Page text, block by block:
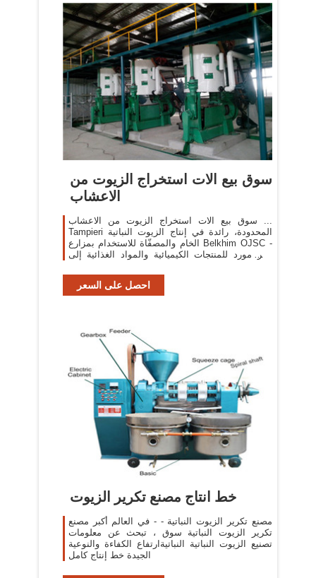
سوق بيع الات استخراج الزيوت من
الاعشاب
سوق بيع الات استخراج الزيوت من الاعشاب ...
Tampieri المحدودة، رائدة في إنتاج الزيوت النباتية
الخام والمصفّاة للاستخدام بمزارع Belkhim OJSC -
أكبر مورد للمنتجات الكيميائية والمواد الغذائية إلى
احصل على السعر
خط انتاج مصنع تكرير الزيوت
مصنع تكرير الزيوت النباتية - - في العالم أكبر مصنع
تكرير الزيوت النباتية سوق ، تبحث عن معلومات
تصنيع الزيوت النباتية النباتيةارتفاع الكفاءة والنوعية
الجيدة خط إنتاج كامل